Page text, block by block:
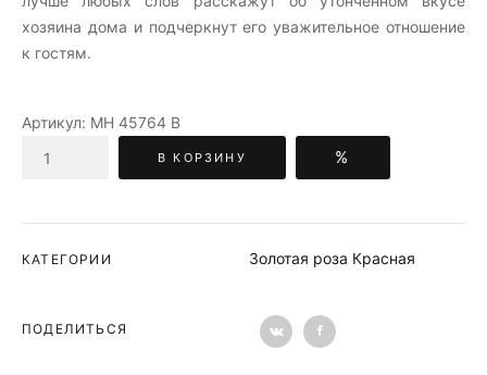
хозяина дома и подчеркнут его уважительное отношение
к гостям.
Артикул: МН 45764 В
В КОРЗИНУ %
КАТЕГОРИИ Золотая роза Красная
ПОДЕЛИТЬСЯ